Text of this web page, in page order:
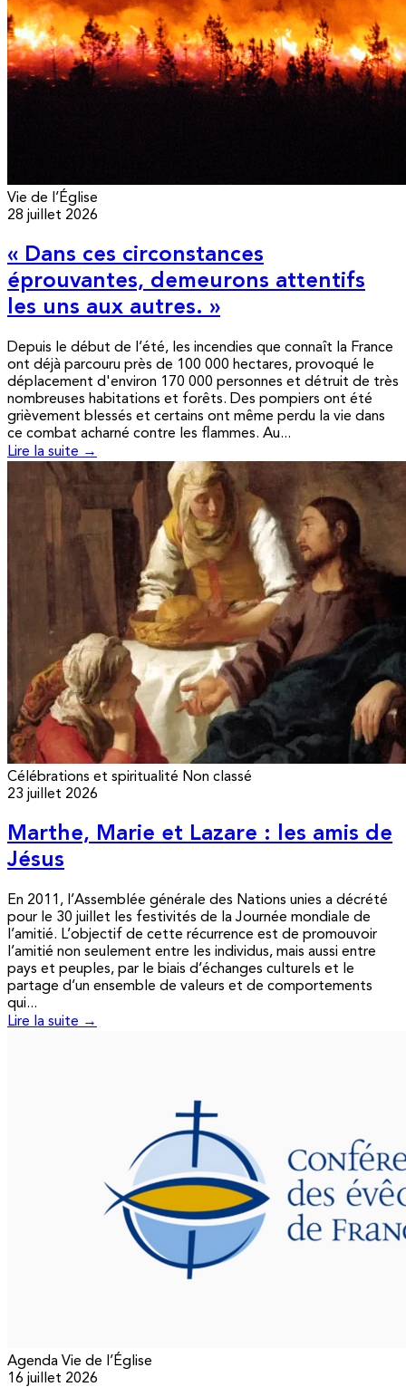
Vie de l’Église
28 juillet 2026
« Dans ces circonstances
éprouvantes, demeurons attentifs
les uns aux autres. »
Depuis le début de l’été, les incendies que connaît la France
ont déjà parcouru près de 100 000 hectares, provoqué le
déplacement d'environ 170 000 personnes et détruit de très
nombreuses habitations et forêts. Des pompiers ont été
grièvement blessés et certains ont même perdu la vie dans
ce combat acharné contre les flammes. Au...
Lire la suite →
Célébrations et spiritualité Non classé
23 juillet 2026
Marthe, Marie et Lazare : les amis de
Jésus
En 2011, l’Assemblée générale des Nations unies a décrété
pour le 30 juillet les festivités de la Journée mondiale de
l’amitié. L’objectif de cette récurrence est de promouvoir
l’amitié non seulement entre les individus, mais aussi entre
pays et peuples, par le biais d’échanges culturels et le
partage d’un ensemble de valeurs et de comportements
qui...
Lire la suite →
Agenda Vie de l’Église
16 juillet 2026